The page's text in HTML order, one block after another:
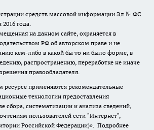
средств массовой информации Эл № ФС
2016 года.
на данном сайте, охраняется в
РФ об авторском праве и не
кем-либо в какой бы то ни было форме, в
распространению, переработке не иначе
правообладателя.
применяются рекомендательные
технологии предоставления
сбора, систематизации и анализа сведений,
пользователей сети "Интернет",
Российской Федерации)». Подробнее